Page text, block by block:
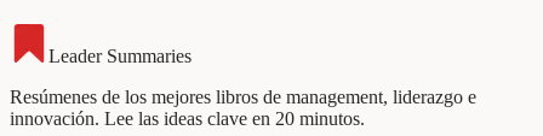
Leader Summaries
Resúmenes de los mejores libros de management, liderazgo e
innovación. Lee las ideas clave en 20 minutos.